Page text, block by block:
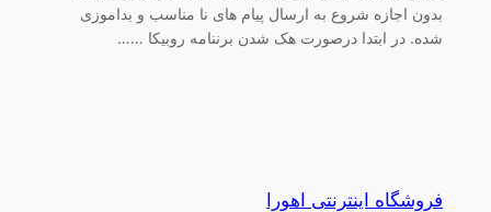
بدون اجازه شروع به ارسال پیام های نا مناسب و بداموزی
شده. در ابتدا درصورت هک شدن برننامه روبیکا ……
فروشگاه اینترنتی اهورا